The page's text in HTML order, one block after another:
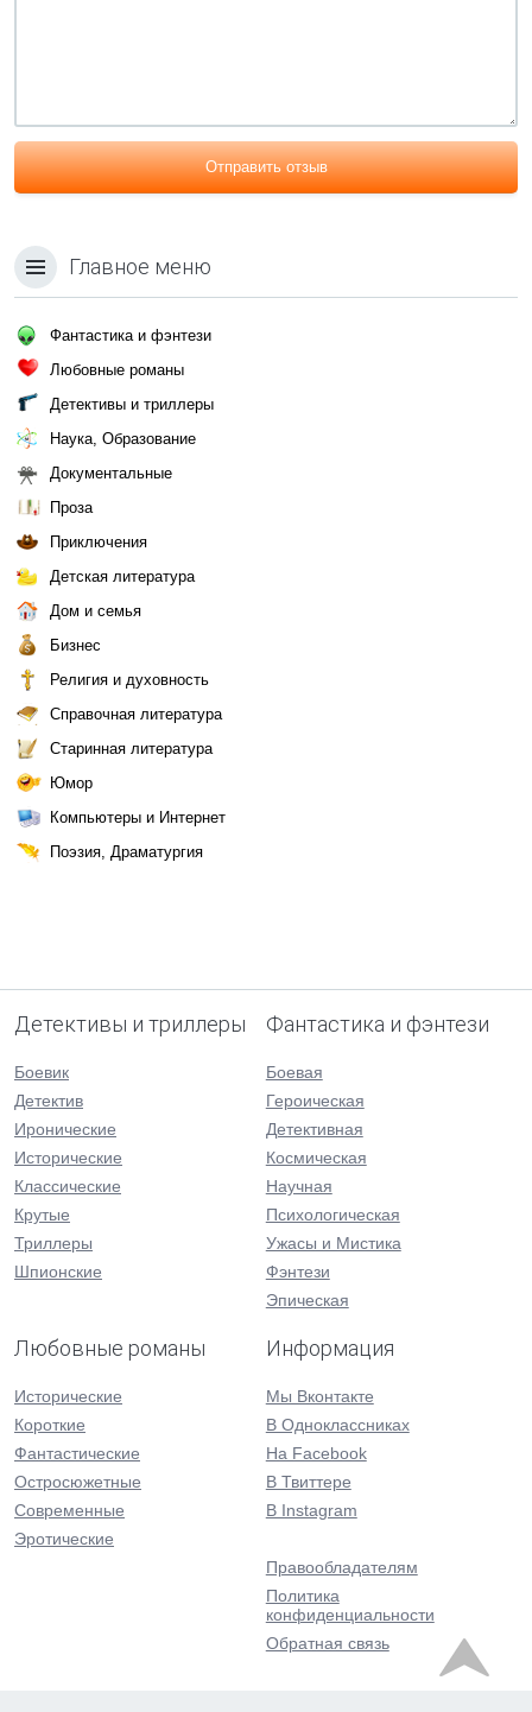
Отправить отзыв
Главное меню
Фантастика и фэнтези
Любовные романы
Детективы и триллеры
Наука, Образование
Документальные
Проза
Приключения
Детская литература
Дом и семья
Бизнес
Религия и духовность
Справочная литература
Старинная литература
Юмор
Компьютеры и Интернет
Поэзия, Драматургия
Детективы и триллеры
Боевик
Детектив
Иронические
Исторические
Классические
Крутые
Триллеры
Шпионские
Фантастика и фэнтези
Боевая
Героическая
Детективная
Космическая
Научная
Психологическая
Ужасы и Мистика
Фэнтези
Эпическая
Любовные романы
Исторические
Короткие
Фантастические
Остросюжетные
Современные
Эротические
Информация
Мы Вконтакте
В Одноклассниках
На Facebook
В Твиттере
В Instagram
Правообладателям
Политика
конфиденциальности
Обратная связь